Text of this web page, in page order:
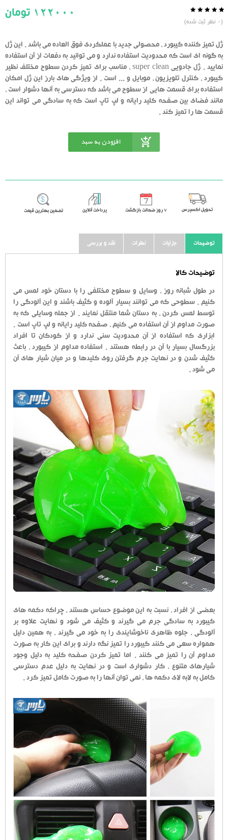
از
50
رای
دهنده
(
0 نظر ثبت شده)
122000 تومان
ژل تمیز کننده کیبورد ، محصولی جدید با عملکردی فوق العاده می باشد . این ژل
به گونه ای است که محدودیت استفاده ندارد و می توانید به دفعات از آن استفاده
نمایید . ژل جادویی super clean ، مناسب برای تمیز کردن سطوح مختلف نظیر
کیبورد ، کنترل تلویزیون ، موبایل و ... است . از ویژگی های بارز این ژل امکان
استفاده برای قسمت هایی از سطوح می باشد که دسترسی به آنها دشوار است ،
مانند فضای بین صفحه کلید رایانه و لپ تاپ است که به سادگی می تواند این
قسمت ها را تمیز کند .
افزودن به سبد
تحویل اکسپرس ٧ روز ضمانت بازگشت پرداخت آنلاین تضمین بهترین قیمت
توضیحات جزئیات نظرات نقد و بررسی
توضیحات کالا
در طول شبانه روز ، وسایل و سطوح مختلفی را با دستان خود لمس می
کنیم . سطوحی که می توانند بسیار آلوده و کثیف باشند و این آلودگی را
توسط لمس کردن ، به دستان شما منتقل نمایند . از جمله وسایلی که به
صورت مداوم از آن استفاده می کنیم ، صفحه کلید رایانه و لپ تاپ است .
ابزاری که استفاده از آن محدودیت سنی ندارد و از کودکان تا افراد
بزرگسال بسیار با آن در رابطه هستند . استفاده مداوم از کیبورد ، باعث
کثیف شدن و در نهایت جرم گرفتن روی کلیدها و در میان شیار های آن
می شود .
بعضی از افراد ، نسبت به این موضوع حساس هستند ، چراکه دکمه های
کیبورد به سادگی جرم می گیرند و کثیف می شود و نهایت علاوه بر
آلودگی ، جلوه ظاهری ناخوشایندی را به خود می گیرند ، به همین دلیل
همواره سعی می کنند کیبورد را تمیز نگه دارند و برای این کار به صورت
مداوم آن را تمیز می کنند . اما تمیز کردن صفحه کلید به دلیل وجود
شیارهای متنوع ، کار دشواری است و در نهایت به دلیل عدم دسترسی
کامل به لابه لای دکمه ها ، نمی توان آنها را به صورت کامل تمیز کرد .